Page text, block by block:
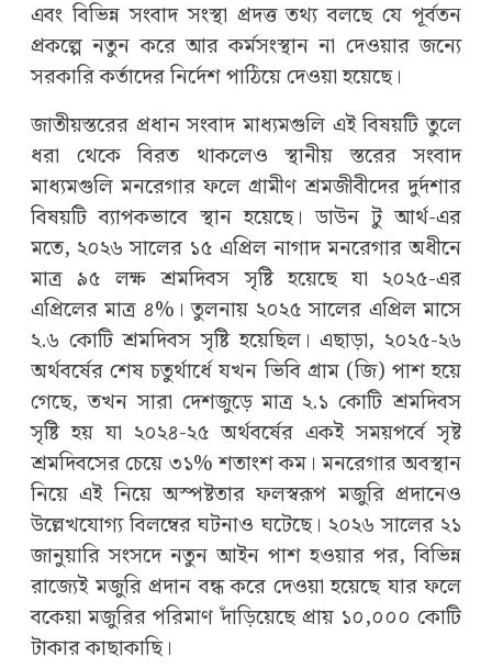
এবং বিভিন্ন সংবাদ সংস্থা প্রদত্ত তথ্য বলছে যে পূর্বতন
প্রকল্পে নতুন করে আর কর্মসংস্থান না দেওয়ার জন্যে
সরকারি কর্তাদের নির্দেশ পাঠিয়ে দেওয়া হয়েছে।
জাতীয়স্তরের প্রধান সংবাদ মাধ্যমগুলি এই বিষয়টি তুলে
ধরা থেকে বিরত থাকলেও স্থানীয় স্তরের সংবাদ
মাধ্যমগুলি মনরেগার ফলে গ্রামীণ শ্রমজীবীদের ‍দুর্দশার
বিষয়টি ব্যাপকভাবে স্থান হয়েছে। ডাউন টু আর্থ-এর
মতে, ২০২৬ সালের ১৫ এপ্রিল নাগাদ মনরেগার অধীনে
মাত্র ৯৫ লক্ষ শ্রমদিবস সৃষ্টি হয়েছে যা ২০২৫-এর
এপ্রিলের মাত্র ৪%। তুলনায় ২০২৫ সালের এপ্রিল মাসে
২.৬ কোটি শ্রমদিবস সৃষ্টি হয়েছিল। এছাড়া, ২০২৫-২৬
অর্থবর্ষের শেষ চতুর্থার্ধে যখন ভিবি গ্রাম (জি) পাশ হয়ে
গেছে, তখন সারা দেশজুড়ে মাত্র ২.১ কোটি শ্রমদিবস
সৃষ্টি হয় যা ২০২৪-২৫ অর্থবর্ষের একই সময়পর্বে সৃষ্ট
শ্রমদিবসের চেয়ে ৩১% শতাংশ কম। মনরেগার অবস্থান
নিয়ে এই নিয়ে অস্পষ্টতার ফলস্বরূপ মজুরি প্রদানেও
উল্লেখযোগ্য বিলম্বের ঘটনাও ঘটেছে। ২০২৬ সালের ২১
জানুয়ারি সংসদে নতুন আইন পাশ হওয়ার পর, বিভিন্ন
রাজ্যেই মজুরি প্রদান বন্ধ করে দেওয়া হয়েছে যার ফলে
বকেয়া মজুরির পরিমাণ দাঁড়িয়েছে প্রায় ১০,০০০ কোটি
টাকার কাছাকাছি।